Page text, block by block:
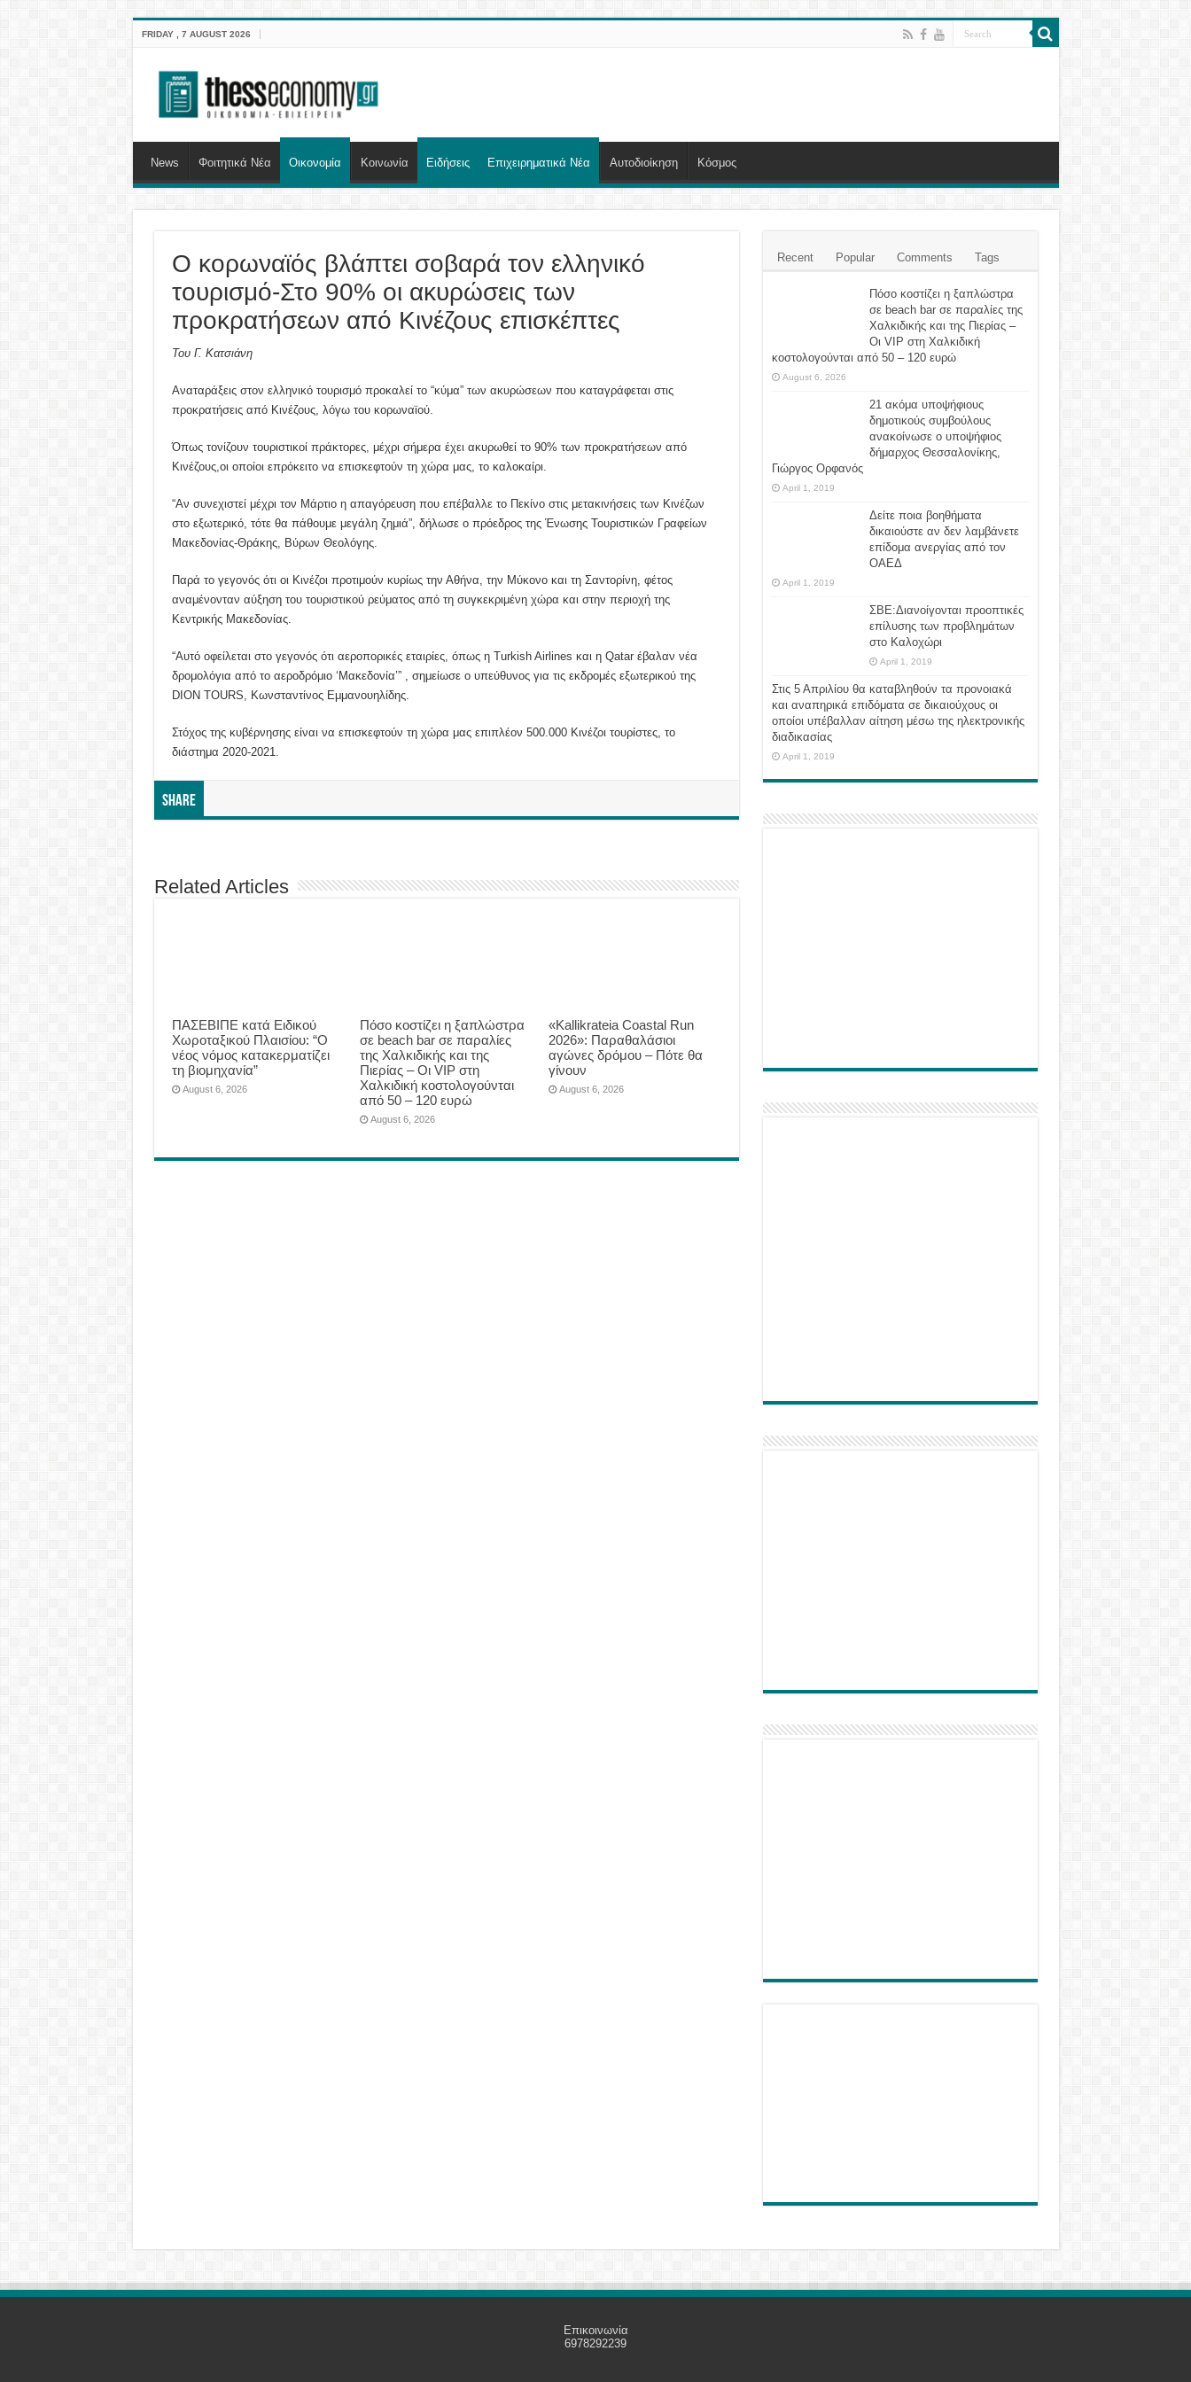
FRIDAY , 7 AUGUST 2026
News Φοιτητικά Νέα Οικονομία Κοινωνία Ειδήσεις Επιχειρηματικά Νέα Αυτοδιοίκηση Κόσμος
Ο κορωναϊός βλάπτει σοβαρά τον ελληνικό
τουρισμό-Στο 90% οι ακυρώσεις των
προκρατήσεων από Κινέζους επισκέπτες
Του Γ. Κατσιάνη
Αναταράξεις στον ελληνικό τουρισμό προκαλεί το “κύμα” των ακυρώσεων που καταγράφεται στις
προκρατήσεις από Κινέζους, λόγω του κορωναϊού.
Όπως τονίζουν τουριστικοί πράκτορες, μέχρι σήμερα έχει ακυρωθεί το 90% των προκρατήσεων από
Κινέζους,οι οποίοι επρόκειτο να επισκεφτούν τη χώρα μας, το καλοκαίρι.
“Αν συνεχιστεί μέχρι τον Μάρτιο η απαγόρευση που επέβαλλε το Πεκίνο στις μετακινήσεις των Κινέζων
στο εξωτερικό, τότε θα πάθουμε μεγάλη ζημιά”, δήλωσε ο πρόεδρος της Ένωσης Τουριστικών Γραφείων
Μακεδονίας-Θράκης, Βύρων Θεολόγης.
Παρά το γεγονός ότι οι Κινέζοι προτιμούν κυρίως την Αθήνα, την Μύκονο και τη Σαντορίνη, φέτος
αναμένονταν αύξηση του τουριστικού ρεύματος από τη συγκεκριμένη χώρα και στην περιοχή της
Κεντρικής Μακεδονίας.
“Αυτό οφείλεται στο γεγονός ότι αεροπορικές εταιρίες, όπως η Turkish Airlines και η Qatar έβαλαν νέα
δρομολόγια από το αεροδρόμιο ‘Μακεδονία’” , σημείωσε ο υπεύθυνος για τις εκδρομές εξωτερικού της
DION TOURS, Κωνσταντίνος Εμμανουηλίδης.
Στόχος της κυβέρνησης είναι να επισκεφτούν τη χώρα μας επιπλέον 500.000 Κινέζοι τουρίστες, το
διάστημα 2020-2021.
Share
Related Articles
ΠΑΣΕΒΙΠΕ κατά Ειδικού
Χωροταξικού Πλαισίου: “Ο
νέος νόμος κατακερματίζει
τη βιομηχανία”
August 6, 2026
Πόσο κοστίζει η ξαπλώστρα
σε beach bar σε παραλίες
της Χαλκιδικής και της
Πιερίας – Οι VIP στη
Χαλκιδική κοστολογούνται
από 50 – 120 ευρώ
August 6, 2026
«Kallikrateia Coastal Run
2026»: Παραθαλάσιοι
αγώνες δρόμου – Πότε θα
γίνουν
August 6, 2026
Recent Popular Comments Tags
Πόσο κοστίζει η ξαπλώστρα
σε beach bar σε παραλίες της
Χαλκιδικής και της Πιερίας –
Οι VIP στη Χαλκιδική
κοστολογούνται από 50 – 120 ευρώ
August 6, 2026
21 ακόμα υποψήφιους
δημοτικούς συμβούλους
ανακοίνωσε ο υποψήφιος
δήμαρχος Θεσσαλονίκης,
Γιώργος Ορφανός
April 1, 2019
Δείτε ποια βοηθήματα
δικαιούστε αν δεν λαμβάνετε
επίδομα ανεργίας από τον
ΟΑΕΔ
April 1, 2019
ΣΒΕ:Διανοίγονται προοπτικές
επίλυσης των προβλημάτων
στο Καλοχώρι
April 1, 2019
Στις 5 Απριλίου θα καταβληθούν τα προνοιακά
και αναπηρικά επιδόματα σε δικαιούχους οι
οποίοι υπέβαλλαν αίτηση μέσω της ηλεκτρονικής
διαδικασίας
April 1, 2019
Επικοινωνία
6978292239